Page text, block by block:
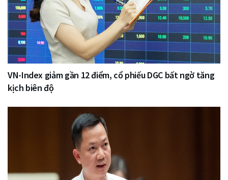
VN-Index giảm gần 12 điểm, cổ phiếu DGC bất ngờ tăng
kịch biên độ